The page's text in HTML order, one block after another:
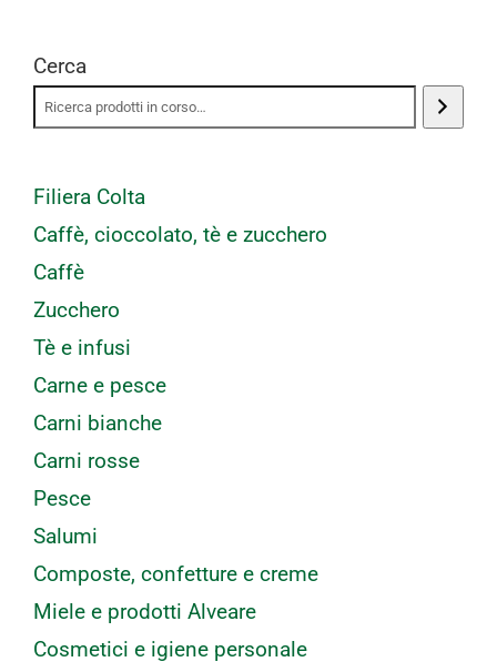
Cerca
per:
Cerca
Filiera Colta
Caffè, cioccolato, tè e zucchero
Caffè
Zucchero
Tè e infusi
Carne e pesce
Carni bianche
Carni rosse
Pesce
Salumi
Composte, confetture e creme
Miele e prodotti Alveare
Cosmetici e igiene personale